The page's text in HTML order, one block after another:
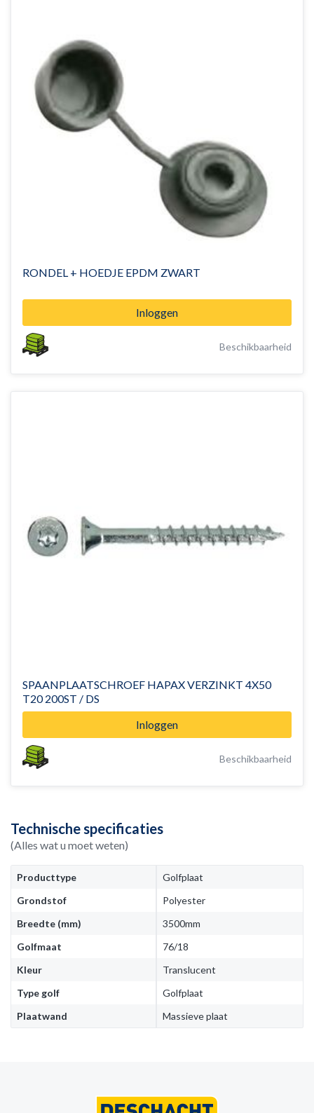
RONDEL + HOEDJE EPDM ZWART
Inloggen
Beschikbaarheid
SPAANPLAATSCHROEF HAPAX VERZINKT 4X50
T20 200ST / DS
Inloggen
Beschikbaarheid
Technische specificaties
(Alles wat u moet weten)
Producttype
Golfplaat
Grondstof
Polyester
Breedte (mm)
3500mm
Golfmaat
76/18
Kleur
Translucent
Type golf
Golfplaat
Plaatwand
Massieve plaat